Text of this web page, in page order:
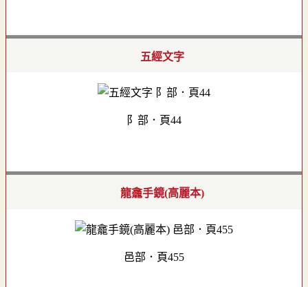
五經文字
阝部．頁44
龍龕手鏡(高麗本)
邑部．頁455